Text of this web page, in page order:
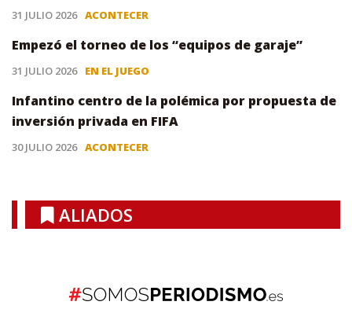
31 JULIO 2026 ACONTECER
Empezó el torneo de los “equipos de garaje”
31 JULIO 2026 EN EL JUEGO
Infantino centro de la polémica por propuesta de
inversión privada en FIFA
30 JULIO 2026 ACONTECER
ALIADOS